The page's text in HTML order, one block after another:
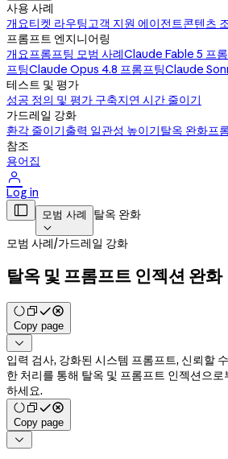
사용 사례
개요티켓 라우팅고객 지원 에이전트콘텐츠
프롬프트 엔지니어링
개요프롬프팅 모범 사례Claude Fable 5 프
프팅Claude Opus 4.8 프롬프팅Claude
테스트 및 평가
성공 정의 및 평가 구축지연 시간 줄이기
가드레일 강화
환각 줄이기출력 일관성 높이기탈옥 완화프
참조
용어집

Log in
 모범 사례

탈옥 완화
모범 사례/가드레일 강화
탈옥 및 프롬프트 인젝션 완화
Copy page

입력 검사, 강화된 시스템 프롬프트, 신뢰할
한 처리를 통해 탈옥 및 프롬프트 인젝션으
하세요.
Copy page
